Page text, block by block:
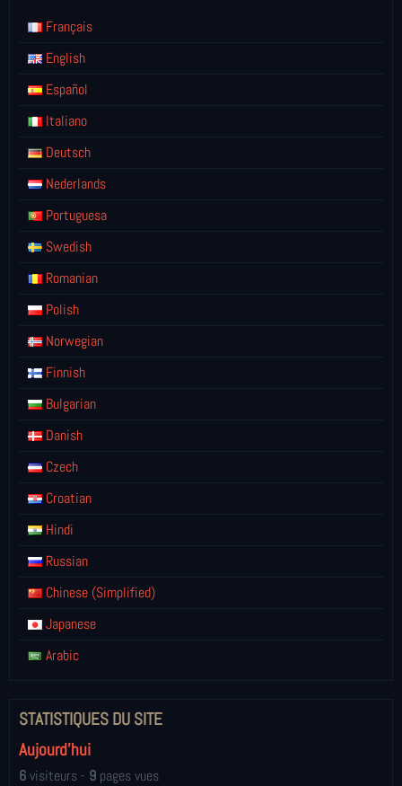
Français
English
Español
Italiano
Deutsch
Nederlands
Portuguesa
Swedish
Romanian
Polish
Norwegian
Finnish
Bulgarian
Danish
Czech
Croatian
Hindi
Russian
Chinese (Simplified)
Japanese
Arabic
STATISTIQUES DU SITE
Aujourd'hui
6visiteurs - 9 pages vues